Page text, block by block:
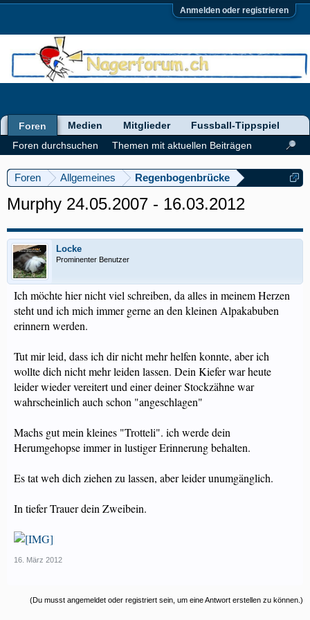
Anmelden oder registrieren
Foren Allgemeines Regenbogenbrücke
Murphy 24.05.2007 - 16.03.2012
Locke
Prominenter Benutzer
Ich möchte hier nicht viel schreiben, da alles in meinem Herzen
steht und ich mich immer gerne an den kleinen Alpakabuben
erinnern werden.
Tut mir leid, dass ich dir nicht mehr helfen konnte, aber ich
wollte dich nicht mehr leiden lassen. Dein Kiefer war heute
leider wieder vereitert und einer deiner Stockzähne war
wahrscheinlich auch schon "angeschlagen"
Machs gut mein kleines "Trotteli". ich werde dein
Herumgehopse immer in lustiger Erinnerung behalten.
Es tat weh dich ziehen zu lassen, aber leider unumgänglich.
In tiefer Trauer dein Zweibein.
16. März 2012
(Du musst angemeldet oder registriert sein, um eine Antwort erstellen zu können.)
Foren
Foren durchsuchen
Themen mit aktuellen Beiträgen
Medien Mitglieder Fussball-Tippspiel